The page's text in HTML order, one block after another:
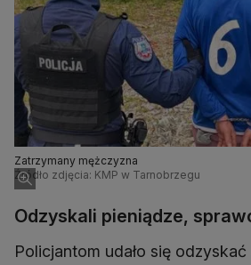
Zatrzymany mężczyzna
Źródło zdjęcia: KMP w Tarnobrzegu
Odzyskali pieniądze,
Policjantom udało się odzyskać